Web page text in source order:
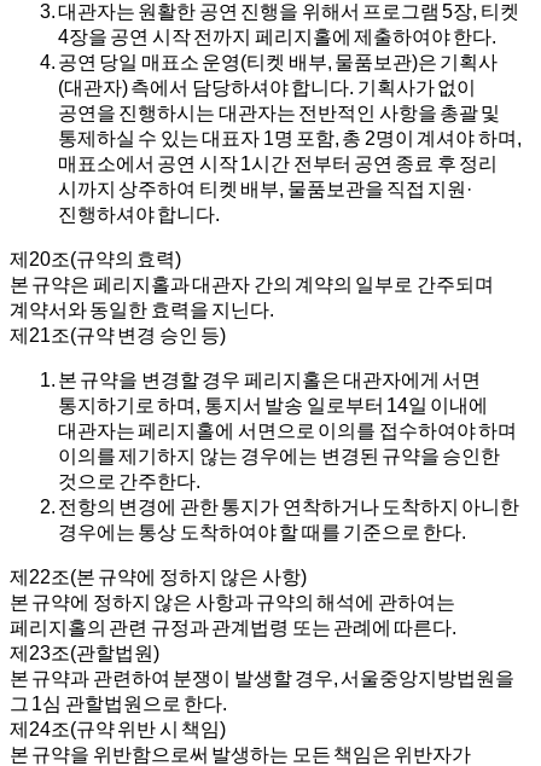
대관자는 원활한 공연 진행을 위해서 프로그램 5장, 티켓
4장을 공연 시작 전까지 페리지홀에 제출하여야 한다.
공연 당일 매표소 운영(티켓 배부, 물품보관)은 기획사
(대관자) 측에서 담당하셔야 합니다. 기획사가 없이
공연을 진행하시는 대관자는 전반적인 사항을 총괄 및
통제하실 수 있는 대표자 1명 포함, 총 2명이 계셔야 하며,
매표소에서 공연 시작 1시간 전부터 공연 종료 후 정리
시까지 상주하여 티켓 배부, 물품보관을 직접 지원·
진행하셔야 합니다.
제20조(규약의 효력)
본 규약은 페리지홀과 대관자 간의 계약의 일부로 간주되며
계약서와 동일한 효력을 지닌다.
제21조(규약 변경 승인 등)
본 규약을 변경할 경우 페리지홀은 대관자에게 서면
통지하기로 하며, 통지서 발송 일로부터 14일 이내에
대관자는 페리지홀에 서면으로 이의를 접수하여야 하며
이의를 제기하지 않는 경우에는 변경된 규약을 승인한
것으로 간주한다.
전항의 변경에 관한 통지가 연착하거나 도착하지 아니한
경우에는 통상 도착하여야 할 때를 기준으로 한다.
제22조(본 규약에 정하지 않은 사항)
본 규약에 정하지 않은 사항과 규약의 해석에 관하여는
페리지홀의 관련 규정과 관계법령 또는 관례에 따른다.
제23조(관할법원)
본 규약과 관련하여 분쟁이 발생할 경우, 서울중앙지방법원을
그 1심 관할법원으로 한다.
제24조(규약 위반 시 책임)
본 규약을 위반함으로써 발생하는 모든 책임은 위반자가